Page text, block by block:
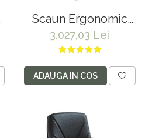
Scaun Ergonomic
Birou Ergohuman -
Confort Premium,
Design Modern
pentru Performanta la
3.027,03 Lei
ADAUGA IN COS